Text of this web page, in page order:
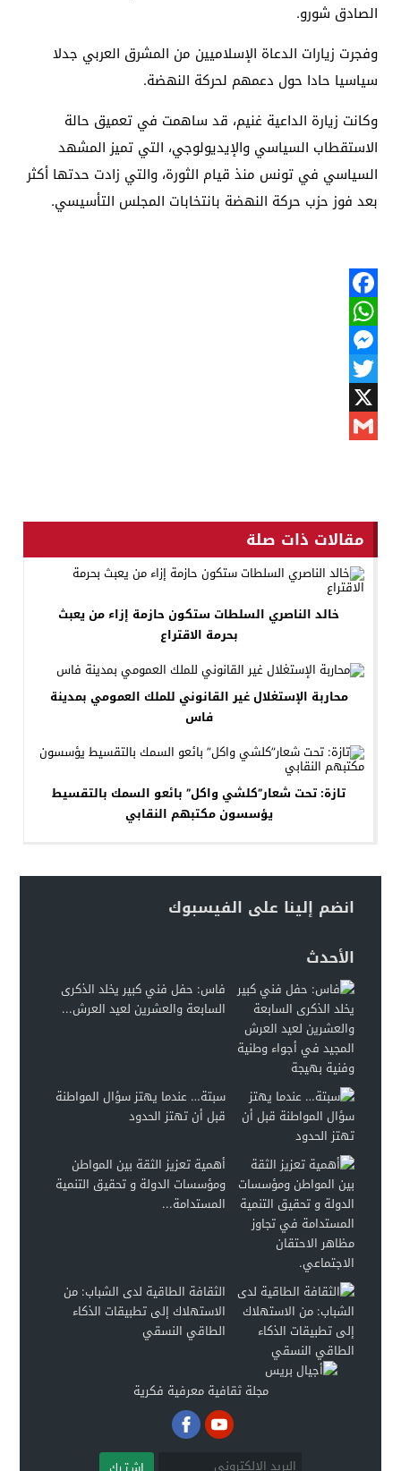
الصادق شورو.
وفجرت زيارات الدعاة الإسلاميين من المشرق العربي جدلا
سياسيا حادا حول دعمهم لحركة النهضة.
وكانت زيارة الداعية غنيم، قد ساهمت في تعميق حالة
الاستقطاب السياسي والإيديولوجي، التي تميز المشهد
السياسي في تونس منذ قيام الثورة، والتي زادت حدتها أكثر
بعد فوز حزب حركة النهضة بانتخابات المجلس التأسيسي.
Facebook
WhatsApp
Messenger
Twitter
X
مقالات ذات صلة
خالد الناصري السلطات ستكون حازمة إزاء من يعبث
بحرمة الاقتراع
محاربة الإستغلال غير القانوني للملك العمومي بمدينة
فاس
تازة: تحت شعار”كلشي واكل” بائعو السمك بالتقسيط
يؤسسون مكتبهم النقابي
انضم إلينا على الفيسبوك
الأحدث
فاس: حفل فني كبير يخلد الذكرى
السابعة والعشرين لعيد العرش...
سبتة… عندما يهتز سؤال المواطنة
قبل أن تهتز الحدود
أهمية تعزيز الثقة بين المواطن
ومؤسسات الدولة و تحقيق التنمية
المستدامة...
الثقافة الطاقية لدى الشباب: من
الاستهلاك إلى تطبيقات الذكاء
الطاقي النسقي
مجلة ثقافية معرفية فكرية